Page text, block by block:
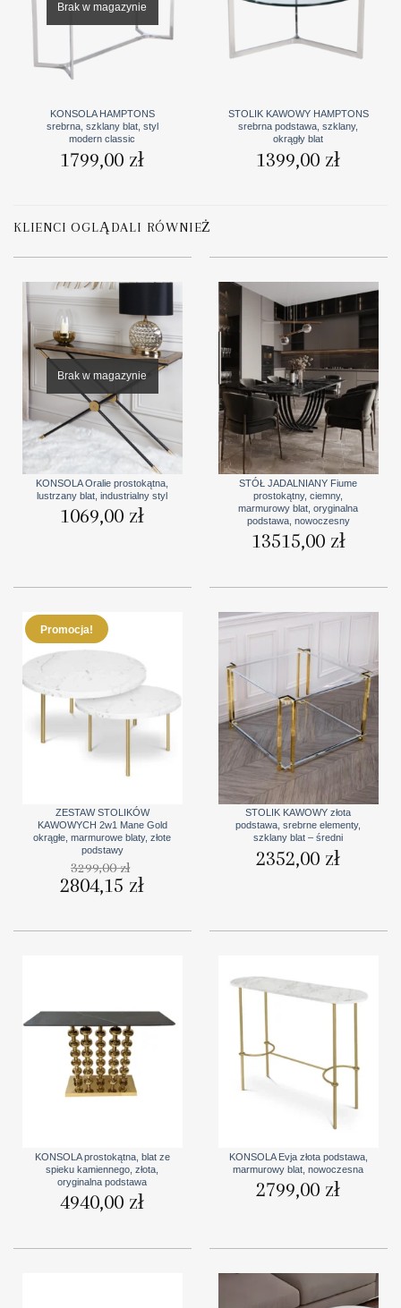
Brak w magazynie
KONSOLA HAMPTONS
srebrna, szklany blat, styl
modern classic
1799,00 zł
STOLIK KAWOWY HAMPTONS
srebrna podstawa, szklany,
okrągły blat
1399,00 zł
KLIENCI OGLĄDALI RÓWNIEŻ
Brak w magazynie
KONSOLA Oralie prostokątna,
lustrzany blat, industrialny styl
1069,00 zł
STÓŁ JADALNIANY Fiume
prostokątny, ciemny,
marmurowy blat, oryginalna
podstawa, nowoczesny
13515,00 zł
Promocja!
ZESTAW STOLIKÓW
KAWOWYCH 2w1 Mane Gold
okrągłe, marmurowe blaty, złote
podstawy
3299,00zł
Pierwotna
cena
2804,15 złcena
STOLIK KAWOWY złota
podstawa, srebrne elementy,
szklany blat – średni
2352,00 zł
KONSOLA prostokątna, blat ze
spieku kamiennego, złota,
oryginalna podstawa
4940,00 zł
KONSOLA Evja złota podstawa,
marmurowy blat, nowoczesna
2799,00 zł